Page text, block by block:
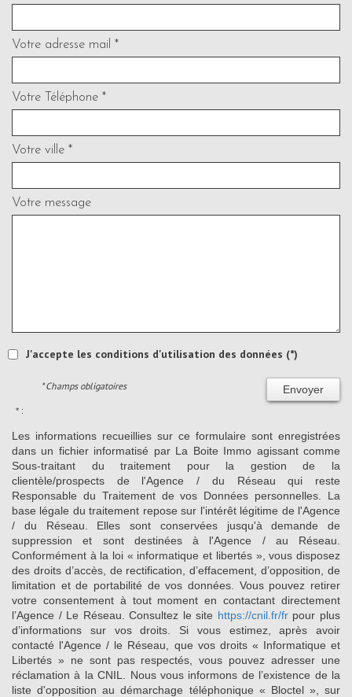
Votre adresse mail *
Votre Téléphone *
Votre ville *
Votre message
J'accepte les conditions d'utilisation des données (*)
Envoyer
* Champs obligatoires
* :
Les informations recueillies sur ce formulaire sont enregistrées
dans un fichier informatisé par La Boite Immo agissant comme
Sous-traitant du traitement pour la gestion de la
clientèle/prospects de l'Agence / du Réseau qui reste
Responsable du Traitement de vos Données personnelles. La
base légale du traitement repose sur l'intérêt légitime de l'Agence
/ du Réseau. Elles sont conservées jusqu'à demande de
suppression et sont destinées à l'Agence / au Réseau.
Conformément à la loi « informatique et libertés », vous disposez
des droits d’accès, de rectification, d’effacement, d’opposition, de
limitation et de portabilité de vos données. Vous pouvez retirer
votre consentement à tout moment en contactant directement
l’Agence / Le Réseau. Consultez le site https://cnil.fr/frpour plus
d’informations sur vos droits. Si vous estimez, après avoir
contacté l'Agence / le Réseau, que vos droits « Informatique et
Libertés » ne sont pas respectés, vous pouvez adresser une
réclamation à la CNIL. Nous vous informons de l’existence de la
liste d'opposition au démarchage téléphonique « Bloctel », sur